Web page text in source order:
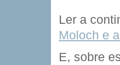
Ler a
Moloch e
E, sobre